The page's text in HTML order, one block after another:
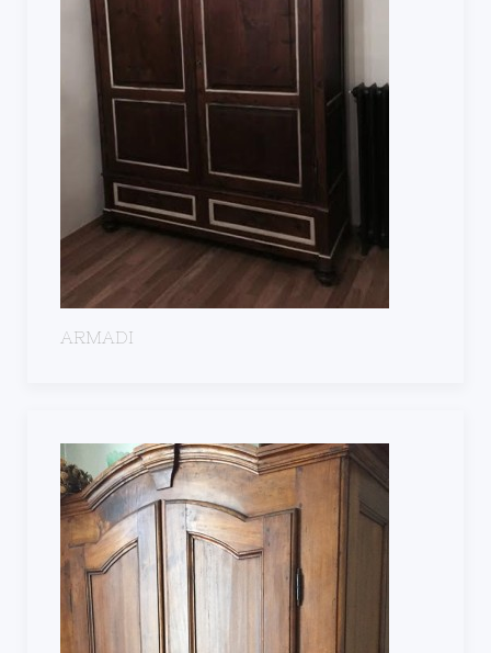
ARMADI